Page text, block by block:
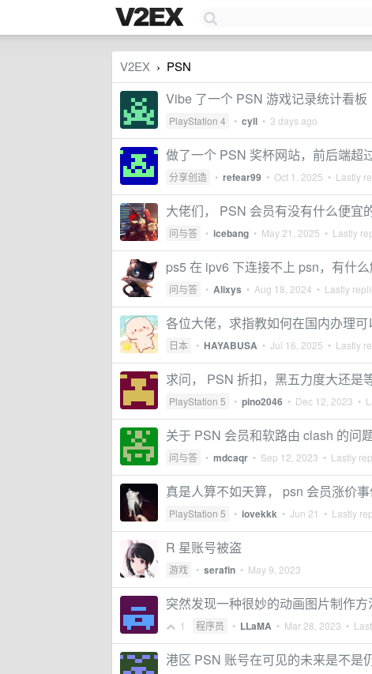
V2EX › PSN
Vibe 了一个 PSN 游戏记录统计看板
PlayStation 4 • cyll • 3 days ago
做了一个 PSN 奖杯网站，前后端超
分享创造 • refear99 • Oct 1, 2025 • Lastly
大佬们， PSN 会员有没有什么便宜
问与答 • icebang • May 21, 2025 • Lastly
ps5 在 ipv6 下连接不上 psn，有什
问与答 • Alixys • Aug 18, 2024 • Lastly
各位大佬，求指教如何在国内办理
日本 • HAYABUSA • Jul 16, 2025 • Lastly
求问， PSN 折扣，黑五力度大还是
PlayStation 5 • pino2046 • Dec 12, 2023 •
关于 PSN 会员和软路由 clash 的问
问与答 • mdcaqr • Sep 12, 2023 • Lastly
真是人算不如天算， psn 会员涨价
PlayStation 5 • iovekkk • Jun 21 • Lastly
R 星账号被盗
游戏 • serafin • May 9, 2023
突然发现一种很妙的动画图片制作方
1 程序员 • LLaMA • Mar 28, 2023 •
港区 PSN 账号在可见的未来是不是